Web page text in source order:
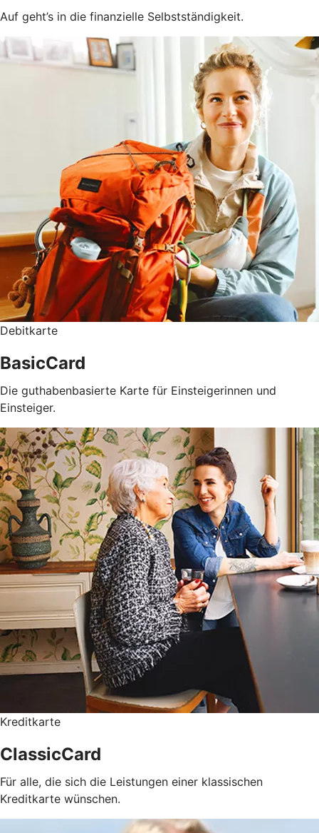
Auf geht’s in die finanzielle Selbstständigkeit.
Debitkarte
BasicCard
Die guthabenbasierte Karte für Einsteigerinnen und
Einsteiger.
Kreditkarte
ClassicCard
Für alle, die sich die Leistungen einer klassischen
Kreditkarte wünschen.